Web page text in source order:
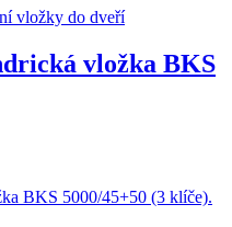
vložky do dveří
vložka BKS
BKS 5000/45+50 (3 klíče).